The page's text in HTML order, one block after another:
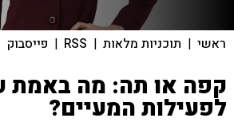
ראשי | תוכניות מלאות |
RSS
| פייסבוק
קפה או תה: מה באמת
לפעילות המעיים?